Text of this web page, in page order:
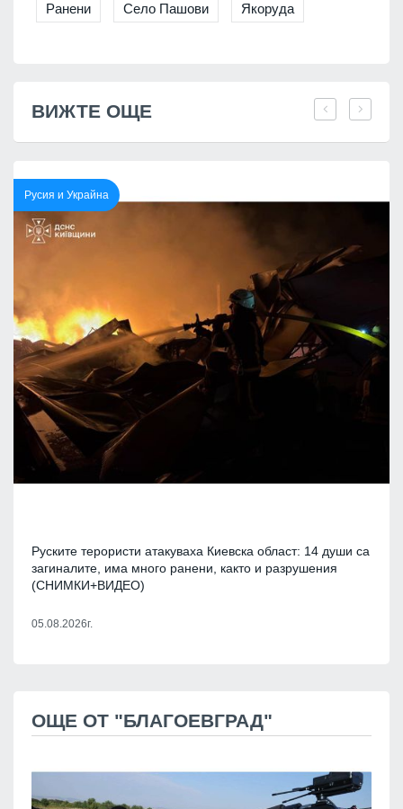
Ранени Село Пашови Якоруда
ВИЖТЕ ОЩЕ
Русия и Украйна
Руските терористи атакуваха Киевска област: 14 души са
загиналите, има много ранени, както и разрушения
(СНИМКИ+ВИДЕО)
05.08.2026г.
ОЩЕ ОТ "БЛАГОЕВГРАД"